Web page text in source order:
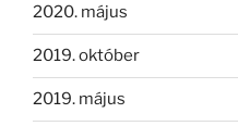
2020. május
2019. október
2019. május